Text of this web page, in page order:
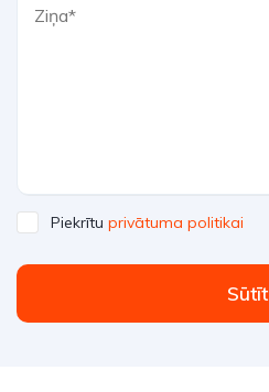
Piekrītu privātuma politikai
Sūtīt